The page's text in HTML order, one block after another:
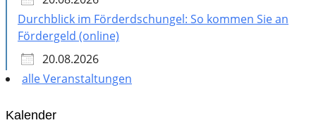
Durchblick im Förderdschungel: So kommen Sie an
Fördergeld (online)
20.08.2026
alle Veranstaltungen
Kalender